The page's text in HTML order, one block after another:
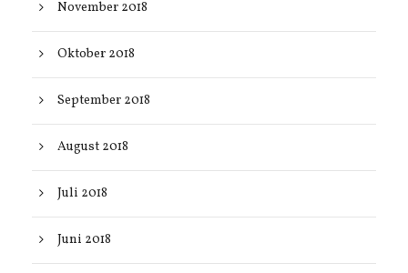
November 2018
Oktober 2018
September 2018
August 2018
Juli 2018
Juni 2018